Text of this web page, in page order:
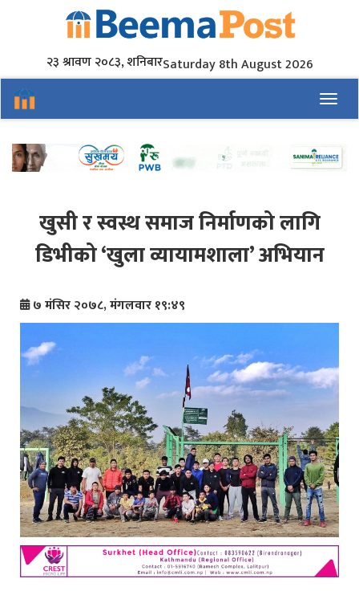
२३ श्रावण २०८३, शनिबारSaturday 8th August 2026
खुसी र स्वस्थ समाज निर्माणको लागि
डिभीको ‘खुला व्यायामशाला’ अभियान
७ मंसिर २०७८, मंगलवार १९:४९